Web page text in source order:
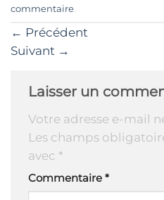
commentaire
← Précédent
Suivant →
Laisser un
Votre adresse e-mail
Les champs
avec *
Commentaire *